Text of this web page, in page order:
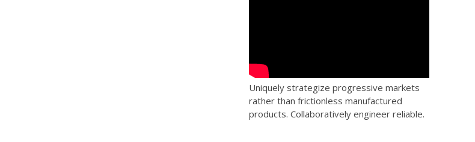
Uniquely strategize progressive markets
rather than frictionless manufactured
products. Collaboratively engineer reliable.